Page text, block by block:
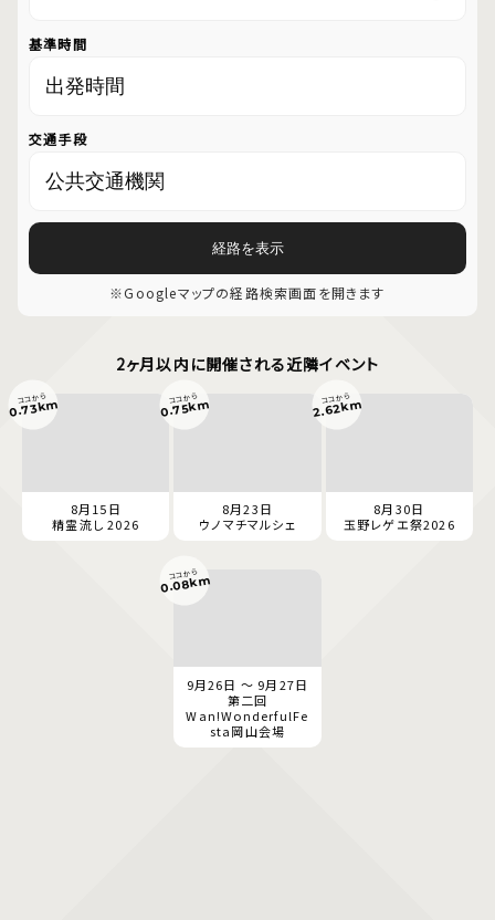
基準時間
交通手段
経路を表示
※Googleマップの経路検索画面を開きます
2ヶ月以内に開催される近隣イベント
8月15日
精霊流し 2026
ココから
0.73km
8月23日
ウノマチマルシェ
ココから
0.75km
8月30日
玉野レゲエ祭2026
ココから
2.62km
9月26日 ～ 9月27日
第二回
Wan!WonderfulFe
sta岡山会場
ココから
0.08km